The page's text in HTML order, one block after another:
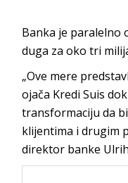
Banka je paralelno
duga za oko tri
„Ove mere
ojača Kredi Suis
transformaciju da
klijentima i drugim
direktor banke